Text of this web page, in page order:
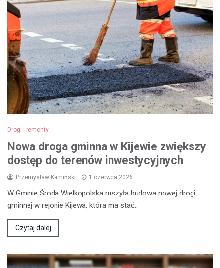
Drogi i remonty
Nowa droga gminna w Kijewie zwiększy
dostęp do terenów inwestycyjnych
Przemysław Kamiński 1 czerwca 2026
W Gminie Środa Wielkopolska ruszyła budowa nowej drogi
gminnej w rejonie Kijewa, która ma stać…
Czytaj dalej